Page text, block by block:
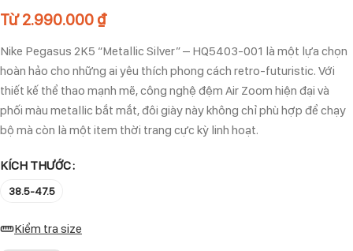
Từ2.990.000 ₫
Nike Pegasus 2K5 “Metallic Silver” – HQ5403-001 là một lựa chọn
hoàn hảo cho những ai yêu thích phong cách retro-futuristic. Với
thiết kế thể thao mạnh mẽ, công nghệ đệm Air Zoom hiện đại và
phối màu metallic bắt mắt, đôi giày này không chỉ phù hợp để chạy
bộ mà còn là một item thời trang cực kỳ linh hoạt.
KÍCH THƯỚC
38.5-47.5
Kiểm tra size